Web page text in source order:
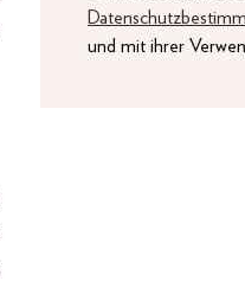
und mit ihrer